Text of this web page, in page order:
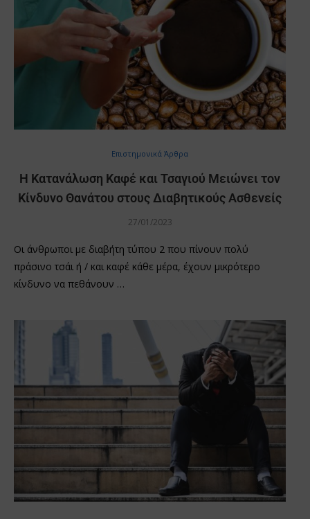
Επιστημονικά Άρθρα
Η Κατανάλωση Καφέ και Τσαγιού Μειώνει τον
Κίνδυνο Θανάτου στους Διαβητικούς Ασθενείς
27/01/2023
Οι άνθρωποι με διαβήτη τύπου 2 που πίνουν πολύ
πράσινο τσάι ή / και καφέ κάθε μέρα, έχουν μικρότερο
κίνδυνο να πεθάνουν …